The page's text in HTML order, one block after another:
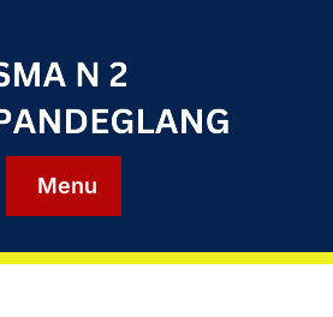
Menu